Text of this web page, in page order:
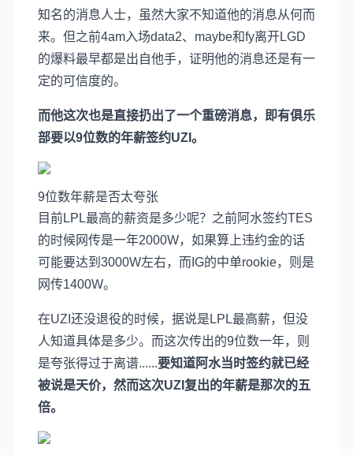
知名的消息人士，虽然大家不知道他的消息从何而
来。但之前4am入场data2、maybe和fy离开LGD
的爆料最早都是出自他手，证明他的消息还是有一
定的可信度的。
而他这次也是直接扔出了一个重磅消息，即有俱乐
部要以9位数的年薪签约UZI。
9位数年薪是否太夸张
目前LPL最高的薪资是多少呢？之前阿水签约TES
的时候网传是一年2000W，如果算上违约金的话
可能要达到3000W左右，而IG的中单rookie，则是
网传1400W。
在UZI还没退役的时候，据说是LPL最高薪，但没
人知道具体是多少。而这次传出的9位数一年，则
是夸张得过于离谱......要知道阿水当时签约就已经
被说是天价，然而这次UZI复出的年薪是那次的五
倍。